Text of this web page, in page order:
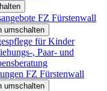
FZ Fürstenwall
umschalten
für Kinder
, Paar- und
FZ Fürstenwall
umschalten